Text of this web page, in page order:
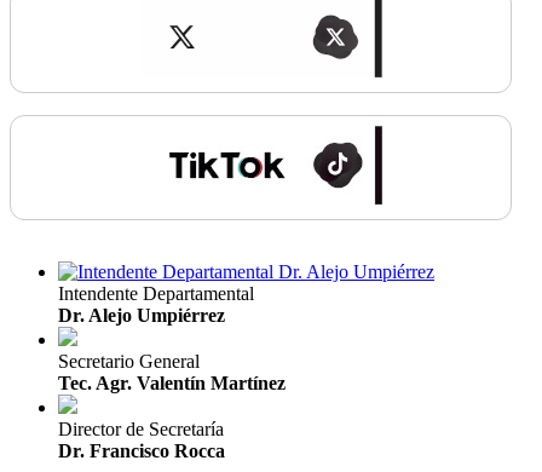
Intendente Departamental
Dr. Alejo Umpiérrez
Secretario General
Tec. Agr. Valentín Martínez
Director de Secretaría
Dr. Francisco Rocca